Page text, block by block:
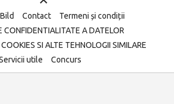
Contact
Termeni și condiții
CONFIDENTIALITATE A DATELOR
SI ALTE TEHNOLOGII SIMILARE
utile
Concurs